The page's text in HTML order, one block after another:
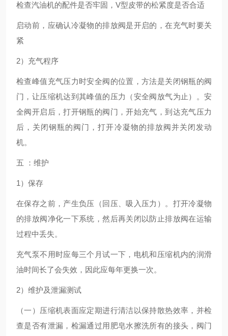
检查汽油机的配件是否牢固，V型皮带的松紧度是否合适
启动前，应确认冷凝物的排放阀是开启的，在充气时要关
紧
2）充气程序
检查峰值充气压力时安全阀的位置，方法是关闭钢瓶的阀
门，让压缩机达到其峰值的压力（安全阀放气为止）。安
全阀开启后，打开钢瓶的阀门，开始充气，到达充气压力
后，关闭钢瓶的阀门，打开冷凝物的排放阀并关闭发动
机。
五 ：维护
1）保存
在保存之前，产生负压（回压、吸入压力）。打开冷凝物
的排放阀净化一下系统，然后再关闭以防止排放阀在运输
过程中丢失。
充气泵不用时应每三个月试一下，电机和压缩机内的润滑
油时间长了会失效，因此应每年更换一次。
2）维护及泄漏测试
（一）压缩机表面应定期进行清洁以保持散热效率，并检
查是否有泄漏，检漏通过用肥皂水擦洗所有的接头，阀门